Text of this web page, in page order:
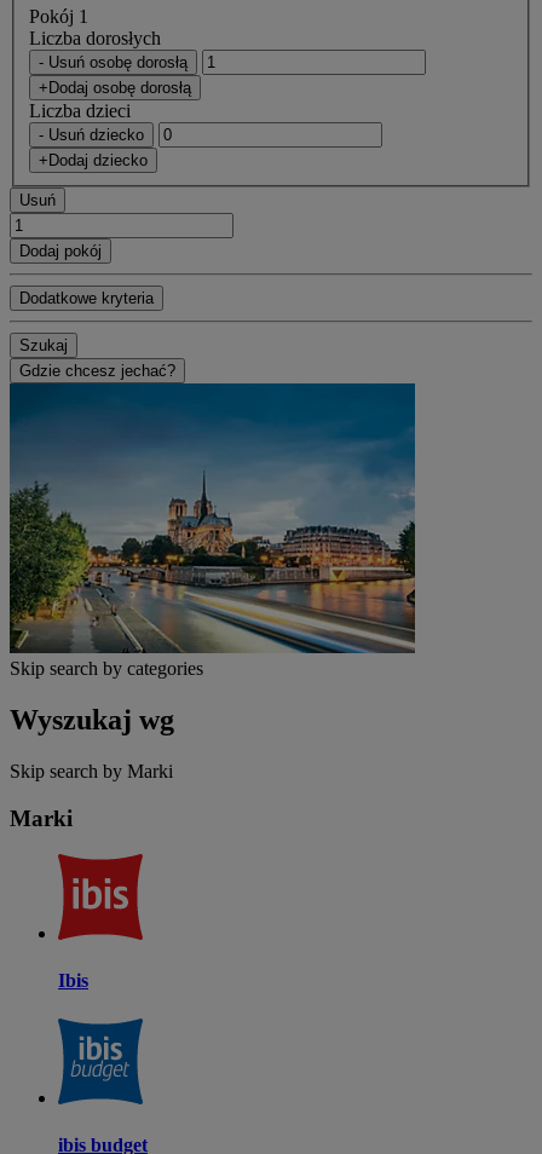
Pokój 1
Liczba dorosłych
- Usuń osobę dorosłą
+Dodaj osobę dorosłą
Liczba dzieci
- Usuń dziecko
+Dodaj dziecko
Usuń
Dodaj pokój
Dodatkowe kryteria
Szukaj
Gdzie chcesz jechać?
Skip search by categories
Wyszukaj wg
Skip search by Marki
Marki
Ibis
ibis budget